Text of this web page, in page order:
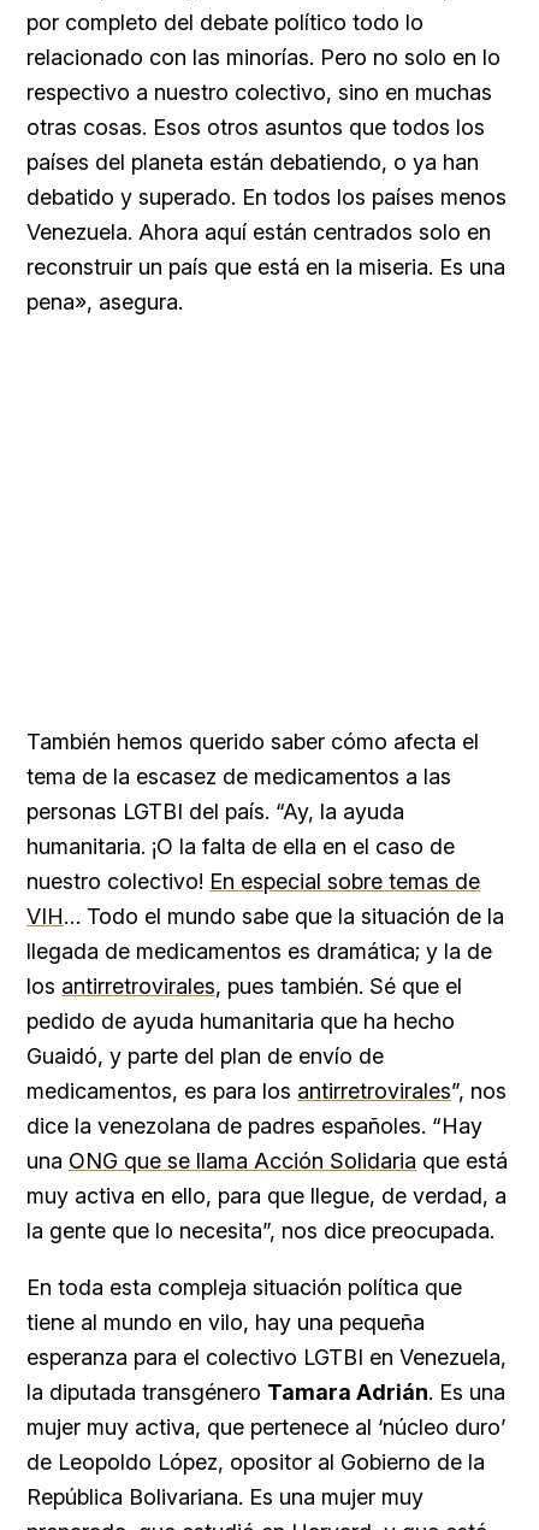
por completo del debate político todo lo
relacionado con las minorías. Pero no solo en lo
respectivo a nuestro colectivo, sino en muchas
otras cosas. Esos otros asuntos que todos los
países del planeta están debatiendo, o ya han
debatido y superado. En todos los países menos
Venezuela. Ahora aquí están centrados solo en
reconstruir un país que está en la miseria. Es una
pena», asegura.
También hemos querido saber cómo afecta el
tema de la escasez de medicamentos a las
personas LGTBI del país. “Ay, la ayuda
humanitaria. ¡O la falta de ella en el caso de
nuestro colectivo! En especial sobre temas de
VIH… Todo el mundo sabe que la situación de la
llegada de medicamentos es dramática; y la de
los antirretrovirales, pues también. Sé que el
pedido de ayuda humanitaria que ha hecho
Guaidó, y parte del plan de envío de
medicamentos, es para los antirretrovirales”, nos
dice la venezolana de padres españoles. “Hay
una ONG que se llama Acción Solidaria que está
muy activa en ello, para que llegue, de verdad, a
la gente que lo necesita”, nos dice preocupada.
En toda esta compleja situación política que
tiene al mundo en vilo, hay una pequeña
esperanza para el colectivo LGTBI en Venezuela,
la diputada transgénero Tamara Adrián. Es una
mujer muy activa, que pertenece al ‘núcleo duro’
de Leopoldo López, opositor al Gobierno de la
República Bolivariana. Es una mujer muy